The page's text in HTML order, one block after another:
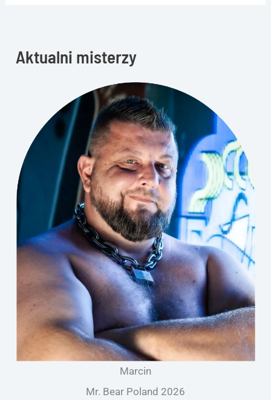
Aktualni misterzy
Marcin
Mr. Bear Poland 2026